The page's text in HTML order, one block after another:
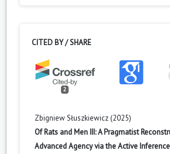
CITED BY / SHARE
2
Zbigniew Słuszkiewicz (2025)
Of Rats and Men III: A Pragmatist
Advanced Agency via the Active